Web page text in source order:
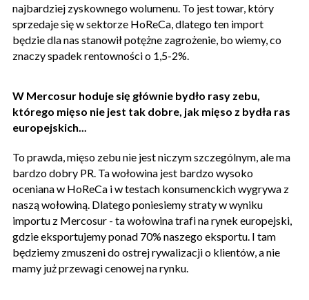
najbardziej zyskownego wolumenu. To jest towar, który
sprzedaje się w sektorze HoReCa, dlatego ten import
będzie dla nas stanowił potężne zagrożenie, bo wiemy, co
znaczy spadek rentowności o 1,5-2%.
W Mercosur hoduje się głównie bydło rasy zebu,
którego mięso nie jest tak dobre, jak mięso z bydła ras
europejskich...
To prawda, mięso zebu nie jest niczym szczególnym, ale ma
bardzo dobry PR. Ta wołowina jest bardzo wysoko
oceniana w HoReCa i w testach konsumenckich wygrywa z
naszą wołowiną. Dlatego poniesiemy straty w wyniku
importu z Mercosur - ta wołowina trafi na rynek europejski,
gdzie eksportujemy ponad 70% naszego eksportu. I tam
będziemy zmuszeni do ostrej rywalizacji o klientów, a nie
mamy już przewagi cenowej na rynku.